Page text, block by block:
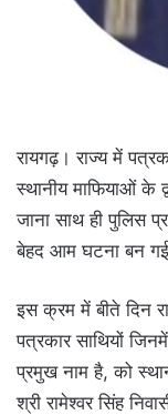
रायगढ़। राज्य में
स्थानीय माफियाओं के
जाना साथ ही पुलिस
बेहद आम घटना बन
इस क्रम में बीते दिन
पत्रकार साथियों
प्रमुख नाम है, को
श्री रामेश्वर सिंह